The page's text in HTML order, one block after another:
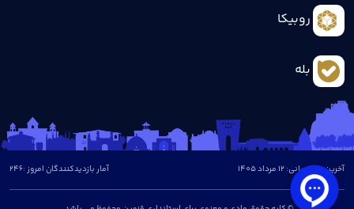
روبیکا
بله
آخرین بروزرسانی: 12 مرداد 1405 آمار بازدیدکنندگان امروز :246